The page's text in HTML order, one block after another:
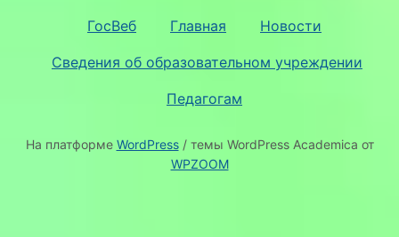
ГосВеб Главная Новости
Сведения об образовательном учреждении
Педагогам
На платформе WordPress/ темы WordPress Academica от
WPZOOM